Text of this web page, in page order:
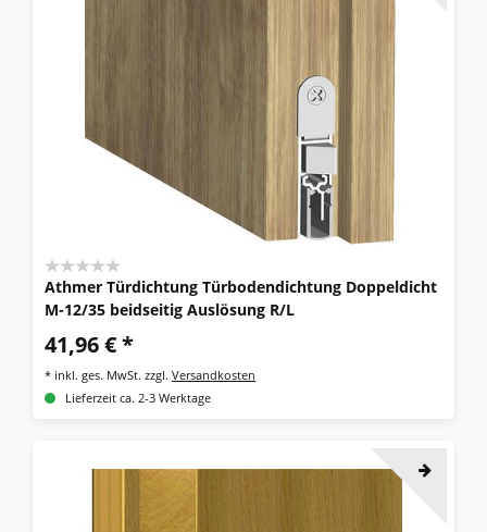
Athmer Türdichtung Türbodendichtung Doppeldicht
M-12/35 beidseitig Auslösung R/L
41,96 € *
* inkl. ges. MwSt. zzgl.Versandkosten
Lieferzeit ca. 2-3 Werktage